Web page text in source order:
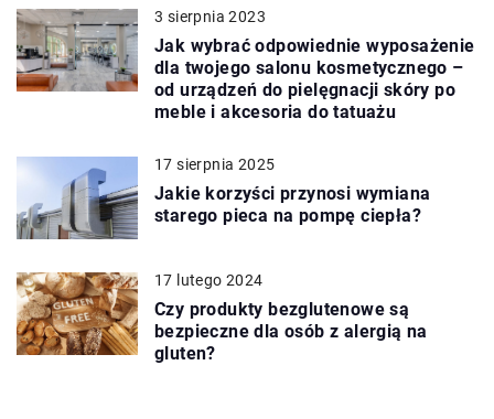
3 sierpnia 2023
Jak wybrać odpowiednie wyposażenie
dla twojego salonu kosmetycznego –
od urządzeń do pielęgnacji skóry po
meble i akcesoria do tatuażu
17 sierpnia 2025
Jakie korzyści przynosi wymiana
starego pieca na pompę ciepła?
17 lutego 2024
Czy produkty bezglutenowe są
bezpieczne dla osób z alergią na
gluten?